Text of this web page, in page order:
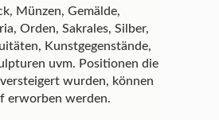
Münzen, Gemälde,
Orden, Sakrales, Silber,
Kunstgegenstände,
uvm. Positionen die
wurden, können
erworben werden.